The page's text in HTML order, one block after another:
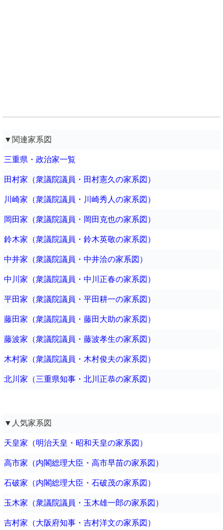
▼関連家系図
三重県・政治家一覧
田村家（衆議院議員・田村憲久の家系図）
川崎家（衆議院議員・川崎秀人の家系図）
岡田家（衆議院議員・岡田克也の家系図）
鈴木家（衆議院議員・鈴木英敬の家系図）
中井家（衆議院議員・中井洽の家系図）
中川家（衆議院議員・中川正春の家系図）
平田家（衆議院議員・平田耕一の家系図）
藤田家（衆議院議員・藤田大助の家系図）
藤波家（衆議院議員・藤波孝生の家系図）
木村家（衆議院議員・木村俊夫の家系図）
北川家（三重県知事・北川正恭の家系図）
▼人気家系図
天皇家（明治天皇・昭和天皇の家系図）
高市家（内閣総理大臣・高市早苗の家系図）
石破家（内閣総理大臣・石破茂の家系図）
玉木家（衆議院議員・玉木雄一郎の家系図）
吉村家（大阪府知事・吉村洋文の家系図）